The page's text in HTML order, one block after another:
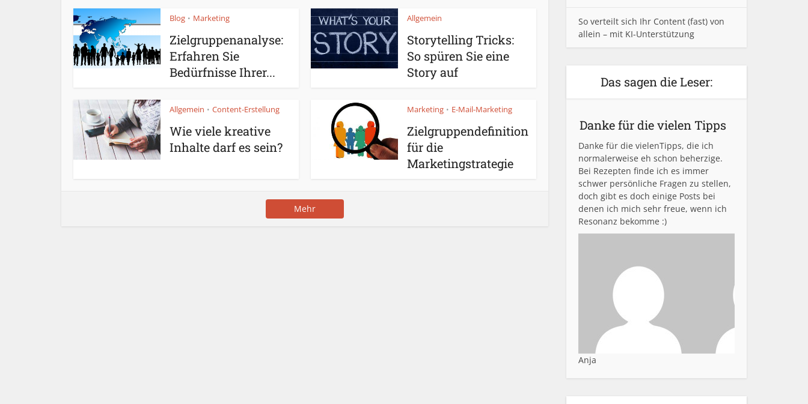
Blog • Marketing
Zielgruppenanalyse:
Erfahren Sie
Bedürfnisse Ihrer...
Allgemein
Storytelling Tricks:
So spüren Sie eine
Story auf
Allgemein • Content-Erstellung
Wie viele kreative
Inhalte darf es sein?
Marketing • E-Mail-Marketing
Zielgruppendefinition
für die
Marketingstrategie
Mehr
So verteilt sich Ihr Content (fast) von
allein – mit KI-Unterstützung
Das sagen die Leser:
Danke für die vielen Tipps
Danke für die vielenTipps, die ich
normalerweise eh schon beherzige.
Bei Rezepten finde ich es immer
schwer persönliche Fragen zu stellen,
doch gibt es doch einige Posts bei
denen ich mich sehr freue, wenn ich
Resonanz bekomme :)
Anja